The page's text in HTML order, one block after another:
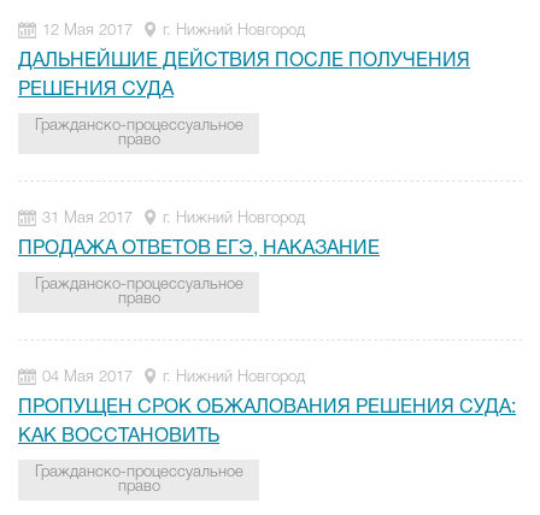
12 Мая 2017 г. Нижний Новгород
ДАЛЬНЕЙШИЕ ДЕЙСТВИЯ ПОСЛЕ ПОЛУЧЕНИЯ
РЕШЕНИЯ СУДА
Гражданско-процессуальное
право
31 Мая 2017 г. Нижний Новгород
ПРОДАЖА ОТВЕТОВ ЕГЭ, НАКАЗАНИЕ
Гражданско-процессуальное
право
04 Мая 2017 г. Нижний Новгород
ПРОПУЩЕН СРОК ОБЖАЛОВАНИЯ РЕШЕНИЯ СУДА:
КАК ВОССТАНОВИТЬ
Гражданско-процессуальное
право